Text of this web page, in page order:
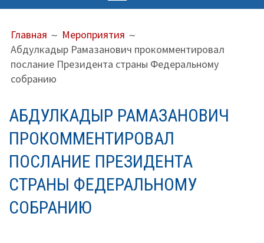
МЕНЮ
Управление образования
Наш коллектив
Система образования
Контроль исполнения
Методистам
Документы
НА
САЙТЕ
(ХЛЕБНЫЕ
Главная
Мероприятия
Абдулкадыр Рамазанович прокомментировал
послание Президента страны Федеральному
собранию
АБДУЛКАДЫР РАМАЗАНОВИЧ
ПРОКОММЕНТИРОВАЛ
ПОСЛАНИЕ ПРЕЗИДЕНТА
СТРАНЫ ФЕДЕРАЛЬНОМУ
СОБРАНИЮ